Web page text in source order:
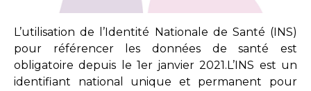
L’utilisation de l’Identité Nationale de Santé (INS)
pour référencer les données de santé est
obligatoire depuis le 1er janvier 2021.L’INS est un
identifiant national unique et permanent pour